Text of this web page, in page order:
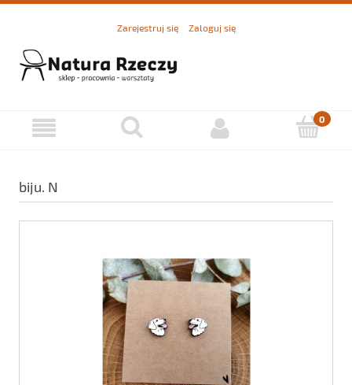
Zarejestruj się Zaloguj się
biju. N